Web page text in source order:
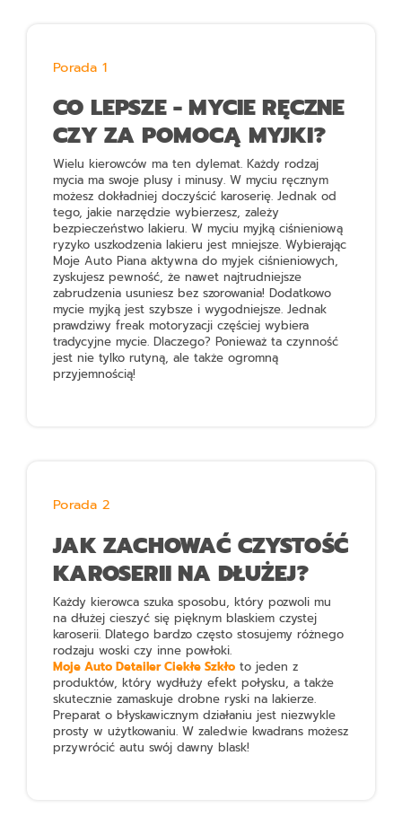
Porada 1
CO LEPSZE - MYCIE RĘCZNE
CZY ZA POMOCĄ MYJKI?
Wielu kierowców ma ten dylemat. Każdy rodzaj
mycia ma swoje plusy i minusy. W myciu ręcznym
możesz dokładniej doczyścić karoserię. Jednak od
tego, jakie narzędzie wybierzesz, zależy
bezpieczeństwo lakieru. W myciu myjką ciśnieniową
ryzyko uszkodzenia lakieru jest mniejsze. Wybierając
Moje Auto Piana aktywna do myjek ciśnieniowych,
zyskujesz pewność, że nawet najtrudniejsze
zabrudzenia usuniesz bez szorowania! Dodatkowo
mycie myjką jest szybsze i wygodniejsze. Jednak
prawdziwy freak motoryzacji częściej wybiera
tradycyjne mycie. Dlaczego? Ponieważ ta czynność
jest nie tylko rutyną, ale także ogromną
przyjemnością!
Porada 2
JAK ZACHOWAĆ CZYSTOŚĆ
KAROSERII NA DŁUŻEJ?
Każdy kierowca szuka sposobu, który pozwoli mu
na dłużej cieszyć się pięknym blaskiem czystej
karoserii. Dlatego bardzo często stosujemy różnego
rodzaju woski czy inne powłoki.
Moje Auto Detailer Ciekłe Szkło to jeden z
produktów, który wydłuży efekt połysku, a także
skutecznie zamaskuje drobne ryski na lakierze.
Preparat o błyskawicznym działaniu jest niezwykle
prosty w użytkowaniu. W zaledwie kwadrans możesz
przywrócić autu swój dawny blask!